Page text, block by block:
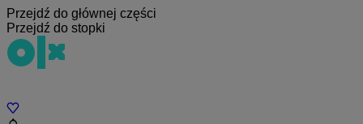
Przejdź do głównej części
Przejdź do stopki